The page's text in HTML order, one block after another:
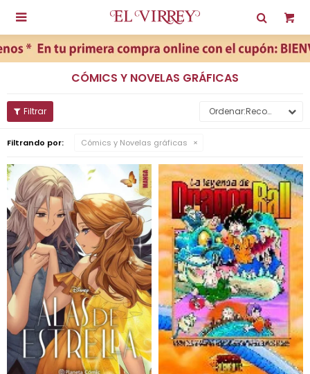

CÓMICS Y NOVELAS GRÁFICAS
Recomendados
Filtrando por: Cómics y Novelas gráficas